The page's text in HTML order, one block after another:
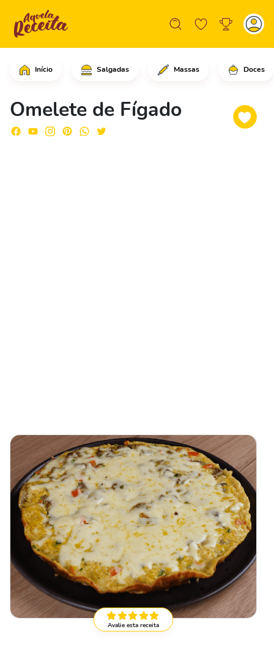
Início Salgadas Massas Doces
Omelete de Fígado
Em uma frigideira grande, em fogo
Avalie esta receita